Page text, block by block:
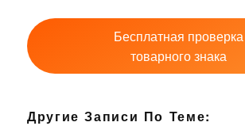
Бесплатная проверка
товарного знака
Другие Записи По Теме: